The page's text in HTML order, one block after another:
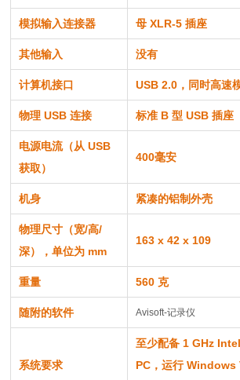
模拟输入连接器 母 XLR-5 插座
其他输入 没有
计算机接口 USB 2.0，同时高速
物理 USB 连接 标准 B 型 USB 插座
电源电流（从 USB
获取）
400毫安
机身 紧凑的铝制外壳
物理尺寸（宽/高/
深），单位为 mm
163 x 42 x 109
重量 560 克
随附的软件 Avisoft-记录仪
系统要求
至少配备 1 GHz
PC，运行